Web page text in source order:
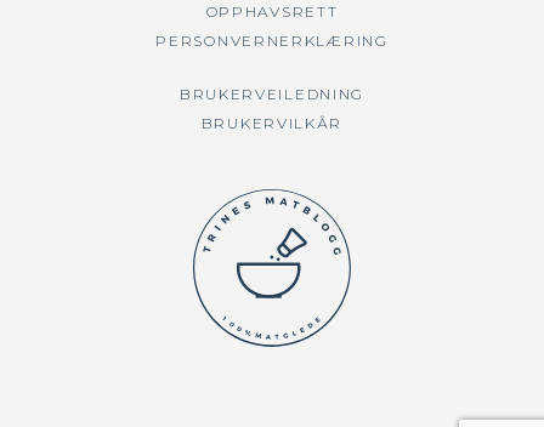
OPPHAVSRETT
PERSONVERNERKLÆRING
BRUKERVEILEDNING
BRUKERVILKÅR